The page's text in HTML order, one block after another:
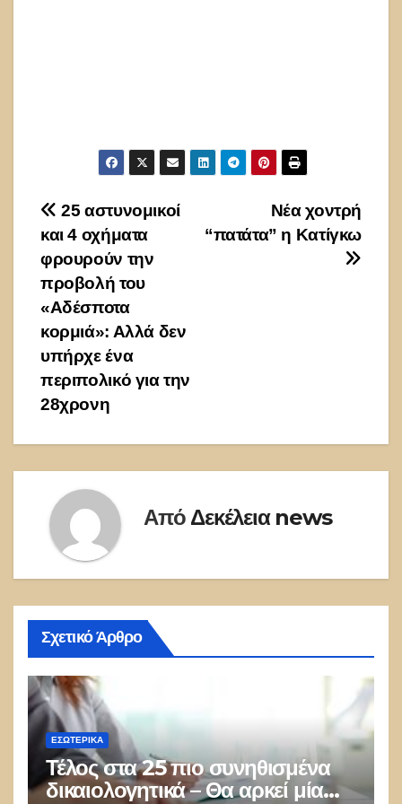
Πλοήγηση
άρθρων
Νέα χοντρή
“πατάτα” η Κατίγκω
25 αστυνομικοί
και 4 οχήματα
φρουρούν την
προβολή του
«Αδέσποτα
κορμιά»: Αλλά δεν
υπήρχε ένα
περιπολικό για την
28χρονη
Από Δεκέλεια news
Σχετικό Άρθρο
ΕΣΩΤΕΡΙΚΑ
Τέλος στα 25 πιο συνηθισμένα
δικαιολογητικά – Θα αρκεί μία